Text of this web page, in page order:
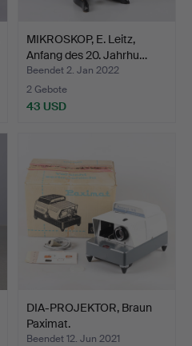
MIKROSKOP, E. Leitz,
Anfang des 20. Jahrhu…
Beendet 2. Jan 2022
2 Gebote
43 USD
DIA-PROJEKTOR, Braun
Paximat.
Beendet 12. Jun 2021